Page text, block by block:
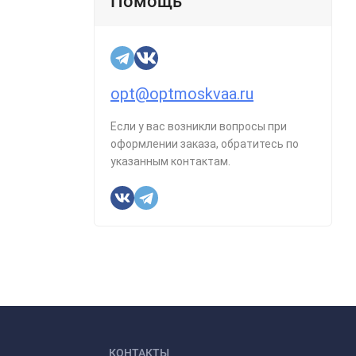
opt@optmoskvaa.ru
Если у вас возникли вопросы при
оформлении заказа, обратитесь по
указанным контактам.
КОНТАКТЫ